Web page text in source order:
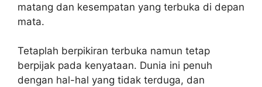
matang dan kesempatan yang terbuka di depan
mata.
Tetaplah berpikiran terbuka namun tetap
berpijak pada kenyataan. Dunia ini penuh
dengan hal-hal yang tidak terduga, dan